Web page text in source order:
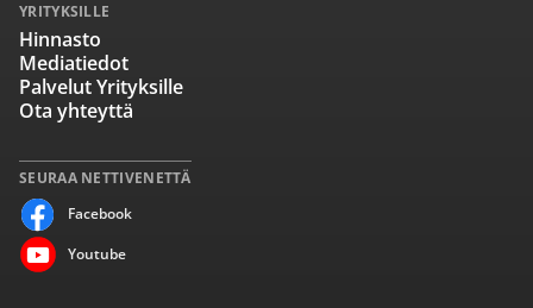
SEURAA NETTIVENETTÄ
Facebook
Youtube
YRITYKSILLE
Hinnasto
Mediatiedot
Palvelut Yrityksille
Ota yhteyttä